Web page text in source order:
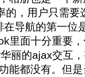
的，用户只需
导航的第一位
里面十分重要
丽的ajax交互
能都没有。但